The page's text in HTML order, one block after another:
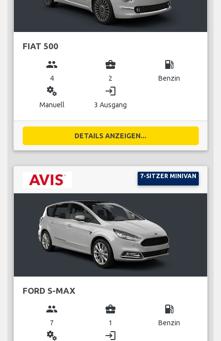
FIAT 500
group
4
business_center
2
local_gas_station
Benzin
miscellaneous_services
Manuell
login
3 Ausgang
DETAILS ANZEIGEN...
7-SITZER MINIVAN
FORD S-MAX
group
7
business_center
1
local_gas_station
Benzin
miscellaneous_services login